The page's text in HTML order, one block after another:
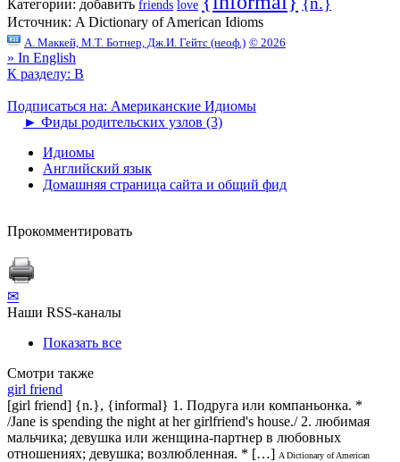
Категории: добавить friends love
Источник: A Dictionary of American Idioms
А. Маккей, М.Т. Ботнер, Дж.И. Гейтс (неоф.) © 2026
» In English
К разделу: B
Подписаться на: Американские Идиомы
► Фиды родительских узлов (3)
Идиомы
Английский язык
Домашняя страница сайта и общий фид
Прокомментировать
✉
Наши RSS-каналы
Показать все
Смотри также
girl friend
[girl friend] {n.}, {informal} 1. Подруга или компаньонка. *
/Jane is spending the night at her girlfriend's house./ 2. любимая
мальчика; девушка или женщина-партнер в любовных
отношениях; девушка; возлюбленная. * […] A Dictionary of American